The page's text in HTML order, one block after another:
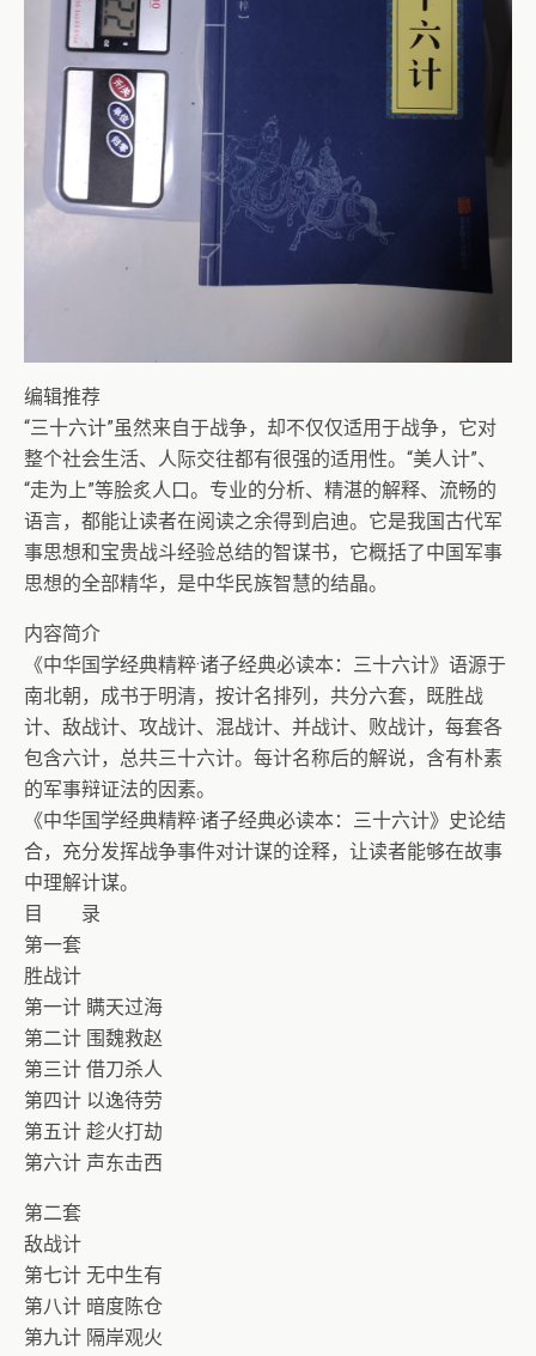
编辑推荐
“三十六计”虽然来自于战争，却不仅仅适用于战争，它对
整个社会生活、人际交往都有很强的适用性。“美人计”、
“走为上”等脍炙人口。专业的分析、精湛的解释、流畅的
语言，都能让读者在阅读之余得到启迪。它是我国古代军
事思想和宝贵战斗经验总结的智谋书，它概括了中国军事
思想的全部精华，是中华民族智慧的结晶。
内容简介
《中华国学经典精粹·诸子经典必读本：三十六计》语源于
南北朝，成书于明清，按计名排列，共分六套，既胜战
计、敌战计、攻战计、混战计、并战计、败战计，每套各
包含六计，总共三十六计。每计名称后的解说，含有朴素
的军事辩证法的因素。
《中华国学经典精粹·诸子经典必读本：三十六计》史论结
合，充分发挥战争事件对计谋的诠释，让读者能够在故事
中理解计谋。
目 录
第一套
胜战计
第一计 瞒天过海
第二计 围魏救赵
第三计 借刀杀人
第四计 以逸待劳
第五计 趁火打劫
第六计 声东击西
第二套
敌战计
第七计 无中生有
第八计 暗度陈仓
第九计 隔岸观火